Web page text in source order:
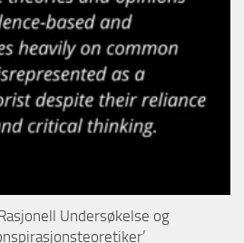
Undersøkelse og